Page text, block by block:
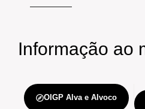
Informação ao
OIGP Alva e Alvoco